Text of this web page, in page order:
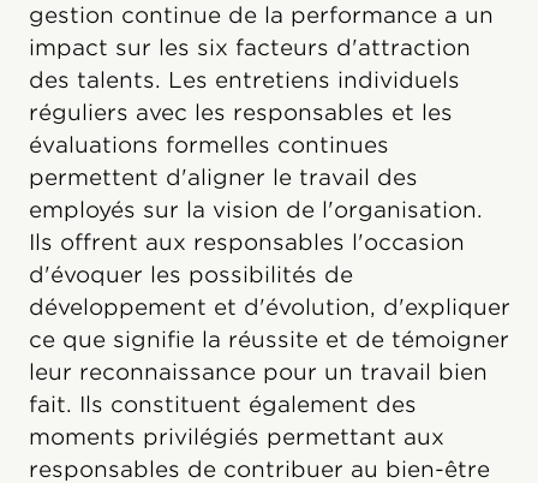
gestion continue de la performance a un
impact sur les six facteurs d'attraction
des talents. Les entretiens individuels
réguliers avec les responsables et les
évaluations formelles continues
permettent d'aligner le travail des
employés sur la vision de l'organisation.
Ils offrent aux responsables l'occasion
d'évoquer les possibilités de
développement et d'évolution, d'expliquer
ce que signifie la réussite et de témoigner
leur reconnaissance pour un travail bien
fait. Ils constituent également des
moments privilégiés permettant aux
responsables de contribuer au bien-être